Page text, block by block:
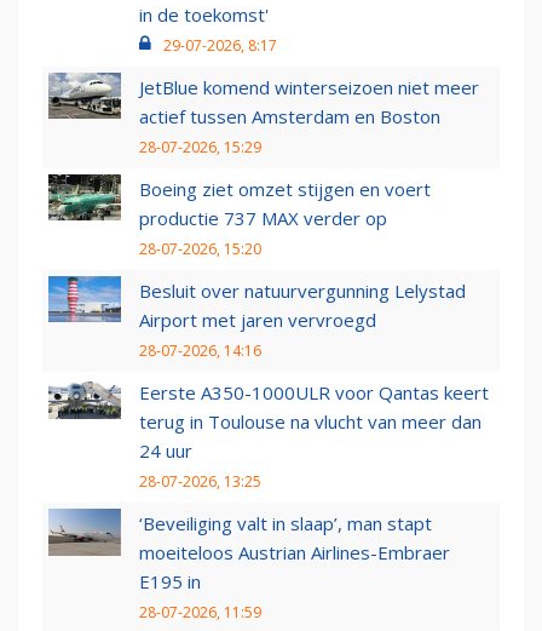
in de toekomst'
29-07-2026, 8:17
JetBlue komend winterseizoen niet meer
actief tussen Amsterdam en Boston
28-07-2026, 15:29
Boeing ziet omzet stijgen en voert
productie 737 MAX verder op
28-07-2026, 15:20
Besluit over natuurvergunning Lelystad
Airport met jaren vervroegd
28-07-2026, 14:16
Eerste A350-1000ULR voor Qantas keert
terug in Toulouse na vlucht van meer dan
24 uur
28-07-2026, 13:25
‘Beveiliging valt in slaap’, man stapt
moeiteloos Austrian Airlines-Embraer
E195 in
28-07-2026, 11:59